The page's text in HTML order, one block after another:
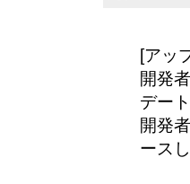
[アッ
開発
デー
開発
ース